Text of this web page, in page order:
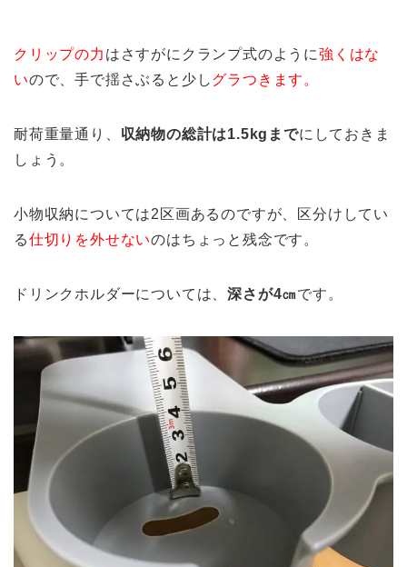
クリップの力 はさすがにクランプ式のように強くはな
いので、手で揺さぶると少しグラつきます。
耐荷重量通り、 収納物の総計は1.5kgまでにしておきま
しょう。
小物収納については2区画あるのですが、区分けしてい
る仕切りを外せないのはちょっと残念です。
ドリンクホルダーについては、深さが4㎝です。